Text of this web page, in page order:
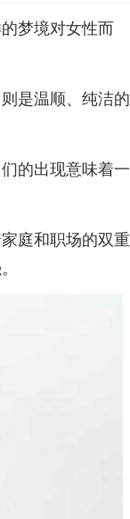
梦境对女性而
是温顺、纯洁的
的出现意味着一
庭和职场的双重